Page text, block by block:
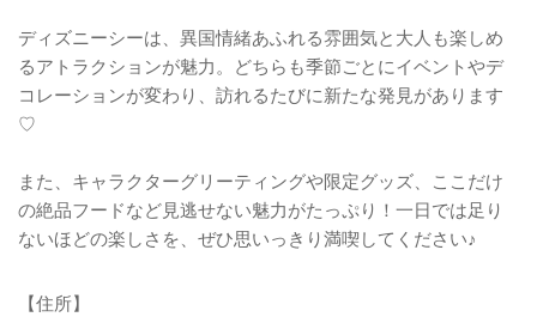
ディズニーシーは、異国情緒あふれる雰囲気と大人も楽しめ
るアトラクションが魅力。どちらも季節ごとにイベントやデ
コレーションが変わり、訪れるたびに新たな発見があります
♡
また、キャラクターグリーティングや限定グッズ、ここだけ
の絶品フードなど見逃せない魅力がたっぷり！一日では足り
ないほどの楽しさを、ぜひ思いっきり満喫してください♪
【住所】